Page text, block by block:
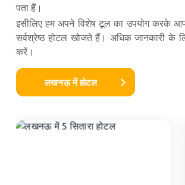
पता हैं।
इसीलिए हम अपने विशेष टूल का उपयोग करके
सर्वश्रेष्ठ होटल खोजते हैं। अधिक जानकारी के
करें।
लखनऊ में होटल